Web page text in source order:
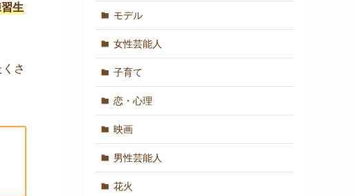
生
さ
モデル
女性芸能人
子育て
恋・心理
映画
男性芸能人
花火